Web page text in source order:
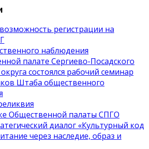
регистрации на
наблюдения
палате Сергиево-Посадского
состоялся рабочий семинар
Штаба общественного
Общественной палаты СПГО
диалог «Культурный код
через наследие, образ и